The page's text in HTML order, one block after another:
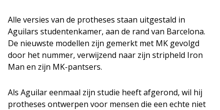
Alle versies van de protheses staan uitgestald in
Aguilars studentenkamer, aan de rand van Barcelona.
De nieuwste modellen zijn gemerkt met MK gevolgd
door het nummer, verwijzend naar zijn stripheld Iron
Man en zijn MK-pantsers.
Als Aguilar eenmaal zijn studie heeft afgerond, wil hij
protheses ontwerpen voor mensen die een echte niet